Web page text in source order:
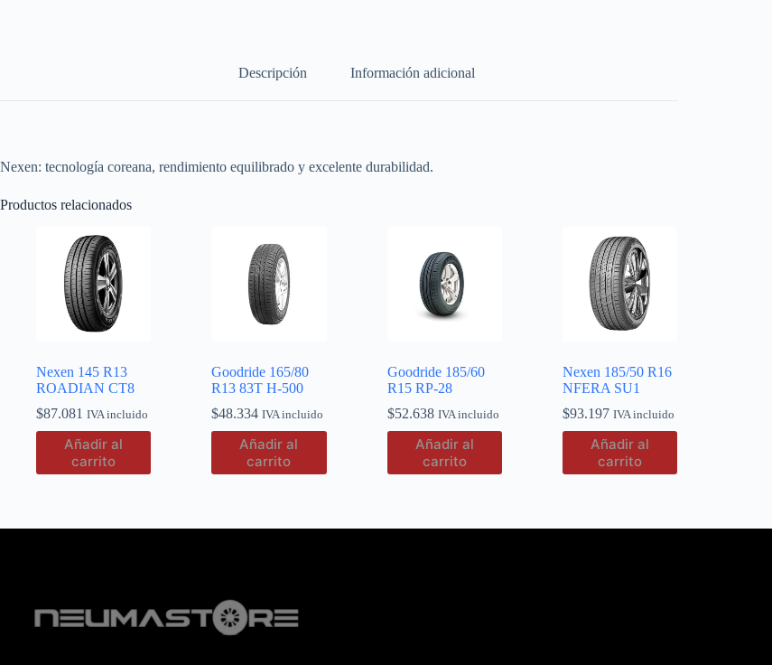
Descripción Información adicional
Nexen: tecnología coreana, rendimiento equilibrado y excelente durabilidad.
Productos relacionados
Nexen 145 R13
ROADIAN CT8
$87.081 IVA incluido
Añadir al
carrito
Goodride 165/80
R13 83T H-500
$48.334 IVA incluido
Añadir al
carrito
Goodride 185/60
R15 RP-28
$52.638 IVA incluido
Añadir al
carrito
Nexen 185/50 R16
NFERA SU1
$93.197 IVA incluido
Añadir al
carrito